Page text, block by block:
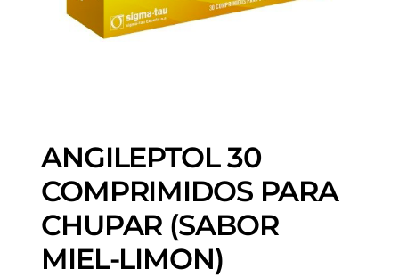
ANGILEPTOL 30
COMPRIMIDOS PARA
CHUPAR (SABOR
MIEL-LIMON)